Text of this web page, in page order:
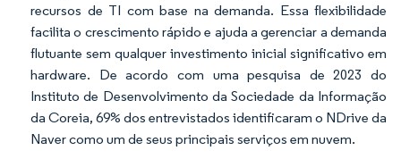
recursos de TI com base na demanda. Essa flexibilidade
facilita o crescimento rápido e ajuda a gerenciar a demanda
flutuante sem qualquer investimento inicial significativo em
hardware. De acordo com uma pesquisa de 2023 do
Instituto de Desenvolvimento da Sociedade da Informação
da Coreia, 69% dos entrevistados identificaram o NDrive da
Naver como um de seus principais serviços em nuvem.